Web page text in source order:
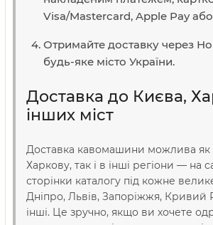
Visa/Mastercard, Apple Pay
Отримайте доставку через
будь-яке місто України.
Доставка до Києва,
інших міст
Доставка кавомашини можлива як
Харкову, так і в інші регіони — на
сторінки каталогу під кожне
Дніпро, Львів, Запоріжжя, Кривий
інші. Це зручно, якщо ви хочете